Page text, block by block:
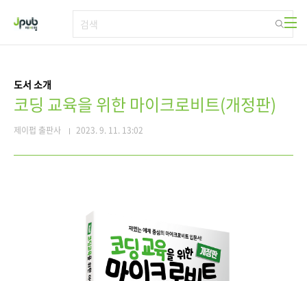
도서 소개
코딩 교육을 위한 마이크로비트(개정판)
제이펍 출판사 2023. 9. 11. 13:02